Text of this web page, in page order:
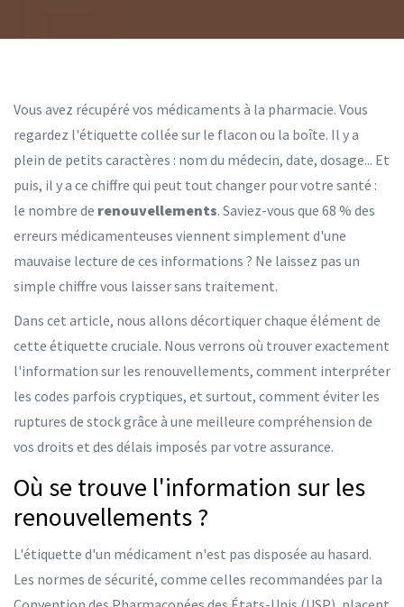
Vous avez récupéré vos médicaments à la pharmacie. Vous
regardez l'étiquette collée sur le flacon ou la boîte. Il y a
plein de petits caractères : nom du médecin, date, dosage... Et
puis, il y a ce chiffre qui peut tout changer pour votre santé :
le nombre de renouvellements. Saviez-vous que 68 % des
erreurs médicamenteuses viennent simplement d'une
mauvaise lecture de ces informations ? Ne laissez pas un
simple chiffre vous laisser sans traitement.
Dans cet article, nous allons décortiquer chaque élément de
cette étiquette cruciale. Nous verrons où trouver exactement
l'information sur les renouvellements, comment interpréter
les codes parfois cryptiques, et surtout, comment éviter les
ruptures de stock grâce à une meilleure compréhension de
vos droits et des délais imposés par votre assurance.
Où se trouve l'information sur les
renouvellements ?
L'étiquette d'un médicament n'est pas disposée au hasard.
Les normes de sécurité, comme celles recommandées par la